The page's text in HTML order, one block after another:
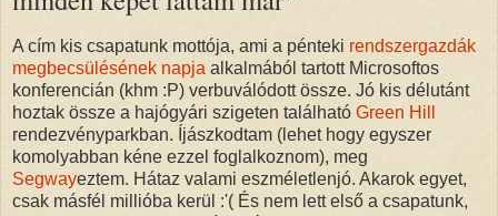
A cím kis csapatunk mottója, ami a pénteki rendszergazdák
megbecsülésének napja alkalmából tartott Microsoftos
konferencián (khm :P) verbuválódott össze. Jó kis délutánt
hoztak össze a hajógyári szigeten található Green Hill
rendezvényparkban. Íjászkodtam (lehet hogy egyszer
komolyabban kéne ezzel foglalkoznom), meg
Segwayeztem. Hátaz valami eszméletlenjó. Akarok egyet,
csak másfél millióba kerül :'( És nem lett első a csapatunk,